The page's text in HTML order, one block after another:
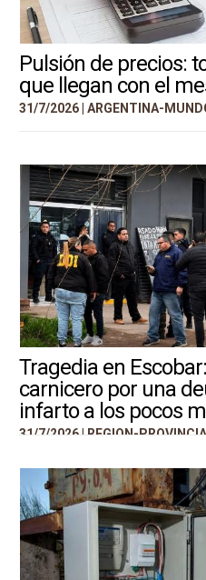
Pulsión de precios:
que llegan con el
31/7/2026 | ARGENTINA-
Tragedia en
carnicero por una
infarto a los pocos
31/7/2026 | REGION-PROVINCIA